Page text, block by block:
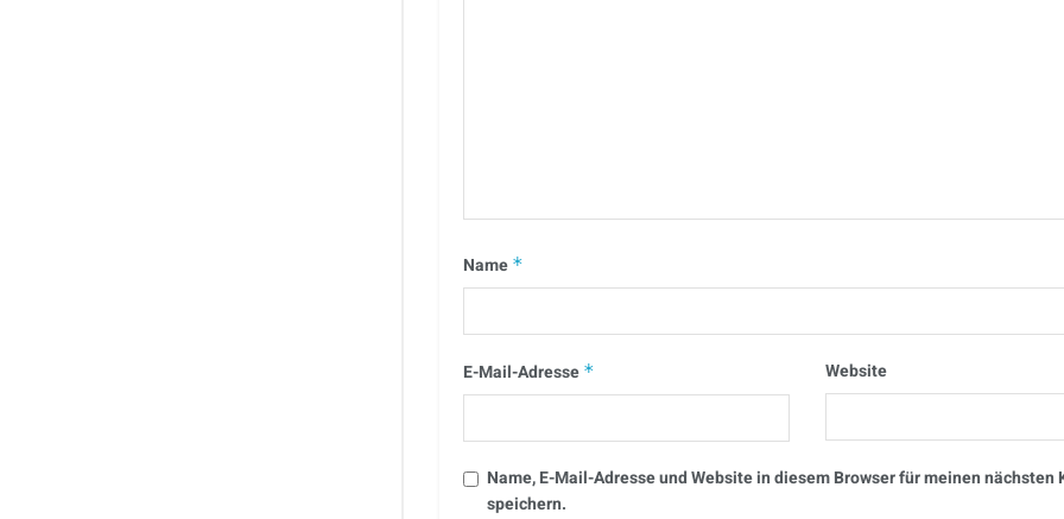
Name *
E-Mail-Adresse * Website
Name, E-Mail-Adresse und Website in diesem Browser für meinen nächsten
speichern.